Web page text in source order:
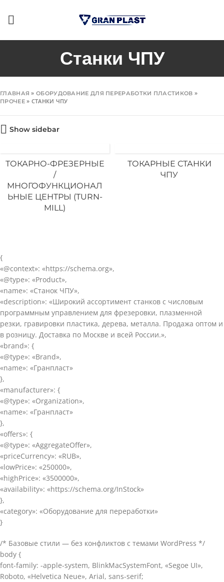
Станки ЧПУ
ГЛАВНАЯ »ОБОРУДОВАНИЕ ДЛЯ ПЕРЕРАБОТКИ ПЛАСТИКОВ »
ПРОЧЕЕ» СТАНКИ ЧПУ
Show sidebar
ТОКАРНО-ФРЕЗЕРНЫЕ
/
МНОГОФУНКЦИОНАЛ
ЬНЫЕ ЦЕНТРЫ (TURN-
MILL)
ТОКАРНЫЕ СТАНКИ
ЧПУ
{
«@context»: «https://schema.org»,
«@type»: «Product»,
«name»: «Станок ЧПУ»,
«description»: «Широкий ассортимент станков с числовым
программным управлением для фрезеровки, плазменной
резки, гравировки пластика, дерева, металла. Продажа оптом и
в розницу. Доставка по Москве и всей России.»,
«brand»: {
«@type»: «Brand»,
«name»: «Гранпласт»
},
«manufacturer»: {
«@type»: «Organization»,
«name»: «Гранпласт»
},
«offers»: {
«@type»: «AggregateOffer»,
«priceCurrency»: «RUB»,
«lowPrice»: «250000»,
«highPrice»: «3500000»,
«availability»: «https://schema.org/InStock»
},
«category»: «Оборудование для переработки»
}
/* Базовые стили — без конфликтов с темами WordPress */
body {
font-family: -apple-system, BlinkMacSystemFont, «Segoe UI»,
Roboto, «Helvetica Neue», Arial, sans-serif;